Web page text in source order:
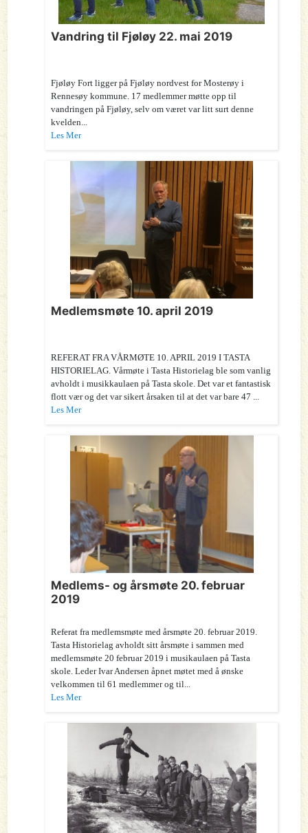
Vandring til Fjøløy 22. mai 2019
Fjøløy Fort ligger på Fjøløy nordvest for Mosterøy i
Rennesøy kommune. 17 medlemmer møtte opp til
vandringen på Fjøløy, selv om været var litt surt denne
kvelden...
Les Mer
Medlemsmøte 10. april 2019
REFERAT FRA VÅRMØTE 10. APRIL 2019 I TASTA
HISTORIELAG. Vårmøte i Tasta Historielag ble som vanlig
avholdt i musikkaulaen på Tasta skole. Det var et fantastisk
flott vær og det var sikert årsaken til at det var bare 47 ...
Les Mer
Medlems- og årsmøte 20. februar
2019
Referat fra medlemsmøte med årsmøte 20. februar 2019.
Tasta Historielag avholdt sitt årsmøte i sammen med
medlemsmøte 20 februar 2019 i musikaulaen på Tasta
skole. Leder Ivar Andersen åpnet møtet med å ønske
velkommen til 61 medlemmer og til...
Les Mer